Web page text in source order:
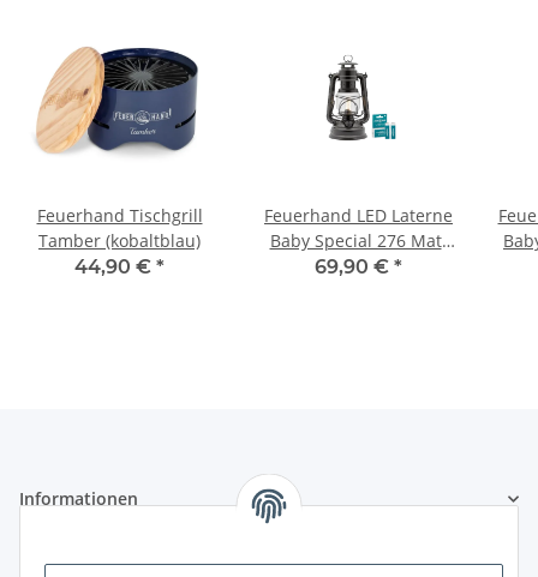
Feuerhand Tischgrill
Tamber (kobaltblau)
44,90 € *
Feuerhand LED Laterne
Baby Special 276 Matt
Black inkl. Akku
69,90 € *
Informationen
Gesetzliche Informationen